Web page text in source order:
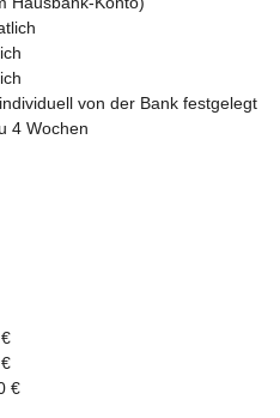
von der Bank festgelegt
4 Wochen
€